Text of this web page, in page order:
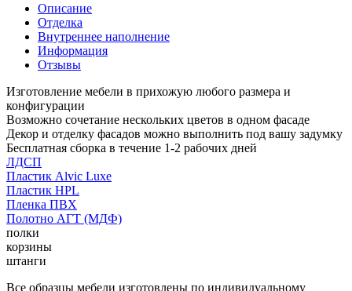
Описание
Отделка
Внутреннее наполнение
Информация
Отзывы
Изготовление мебели в прихожую любого размера и
конфигурации
Возможно сочетание нескольких цветов в одном фасаде
Декор и отделку фасадов можно выполнить под вашу задумку
Бесплатная сборка в течение 1-2 рабочих дней
ЛДСП
Пластик Alvic Luxe
Пластик HPL
Пленка ПВХ
Полотно АГТ (МДФ)
полки
корзины
штанги
Все образцы мебели изготовлены по индивидуальному